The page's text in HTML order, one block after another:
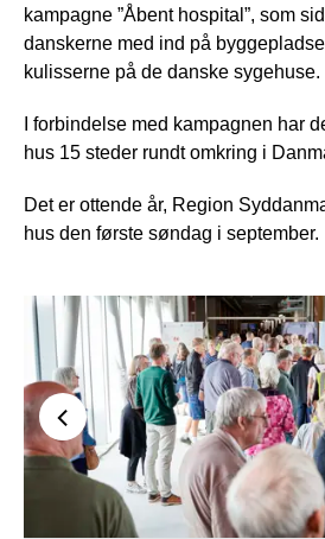
kampagne ”Åbent hospital”, som
danskerne med ind på
kulisserne på de danske sygehuse.
I forbindelse med kampagnen har
hus 15 steder rundt omkring i
Det er ottende år, Region
hus den første søndag i september.